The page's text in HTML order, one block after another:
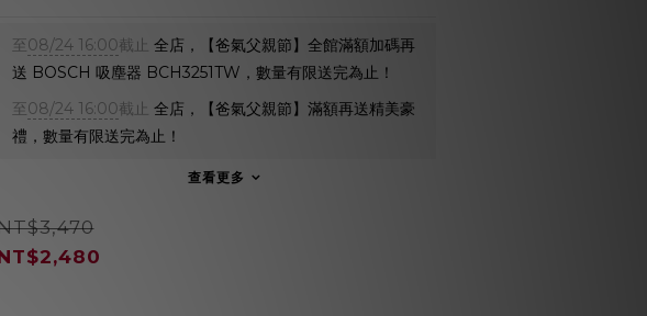
至08/24 16:00截止
全店，【爸氣父親節】全館滿額加碼再
送 BOSCH 吸塵器 BCH3251TW，數量有限送完為止！
至08/24 16:00截止
全店，【爸氣父親節】滿額再送精美豪
禮，數量有限送完為止！
查看更多